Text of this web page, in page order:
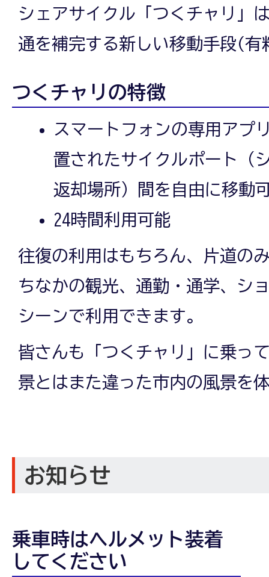
シェアサイクル「つくチャリ」
通を補完する新しい移動手段(
つくチャリの特徴
スマートフォンの専用アプ
置されたサイクルポート（
返却場所）間を自由に移動
24時間利用可能
往復の利用はもちろん、片道の
ちなかの観光、通勤・通学、シ
シーンで利用できます。
皆さんも「つくチャリ」に乗っ
景とはまた違った市内の風景を
お知らせ
乗車時はヘルメット装着
してください